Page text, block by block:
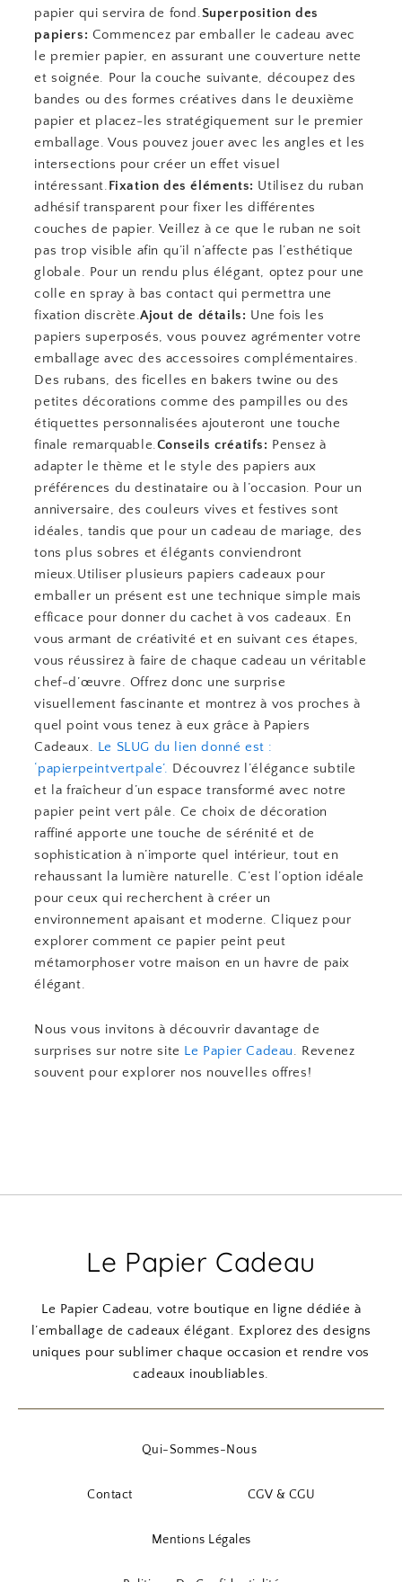
papier qui servira de fond.Superposition des
papiers: Commencez par emballer le cadeau avec
le premier papier, en assurant une couverture nette
et soignée. Pour la couche suivante, découpez des
bandes ou des formes créatives dans le deuxième
papier et placez-les stratégiquement sur le premier
emballage. Vous pouvez jouer avec les angles et les
intersections pour créer un effet visuel
intéressant.Fixation des éléments: Utilisez du ruban
adhésif transparent pour fixer les différentes
couches de papier. Veillez à ce que le ruban ne soit
pas trop visible afin qu’il n’affecte pas l’esthétique
globale. Pour un rendu plus élégant, optez pour une
colle en spray à bas contact qui permettra une
fixation discrète.Ajout de détails: Une fois les
papiers superposés, vous pouvez agrémenter votre
emballage avec des accessoires complémentaires.
Des rubans, des ficelles en bakers twine ou des
petites décorations comme des pampilles ou des
étiquettes personnalisées ajouteront une touche
finale remarquable.Conseils créatifs: Pensez à
adapter le thème et le style des papiers aux
préférences du destinataire ou à l’occasion. Pour un
anniversaire, des couleurs vives et festives sont
idéales, tandis que pour un cadeau de mariage, des
tons plus sobres et élégants conviendront
mieux.Utiliser plusieurs papiers cadeaux pour
emballer un présent est une technique simple mais
efficace pour donner du cachet à vos cadeaux. En
vous armant de créativité et en suivant ces étapes,
vous réussirez à faire de chaque cadeau un véritable
chef-d’œuvre. Offrez donc une surprise
visuellement fascinante et montrez à vos proches à
quel point vous tenez à eux grâce à Papiers
Cadeaux. Le SLUG du lien donné est :
‘papierpeintvertpale’. Découvrez l’élégance subtile
et la fraîcheur d’un espace transformé avec notre
papier peint vert pâle. Ce choix de décoration
raffiné apporte une touche de sérénité et de
sophistication à n’importe quel intérieur, tout en
rehaussant la lumière naturelle. C’est l’option idéale
pour ceux qui recherchent à créer un
environnement apaisant et moderne. Cliquez pour
explorer comment ce papier peint peut
métamorphoser votre maison en un havre de paix
élégant.
Nous vous invitons à découvrir davantage de
surprises sur notre site Le Papier Cadeau. Revenez
souvent pour explorer nos nouvelles offres!
Le Papier Cadeau
Le Papier Cadeau, votre boutique en ligne dédiée à
l’emballage de cadeaux élégant. Explorez des designs
uniques pour sublimer chaque occasion et rendre vos
cadeaux inoubliables.
Qui-Sommes-Nous
Contact CGV & CGU
Mentions Légales